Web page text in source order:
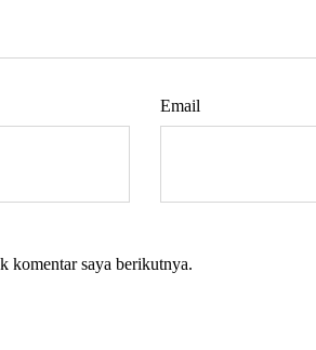
Email
komentar saya berikutnya.